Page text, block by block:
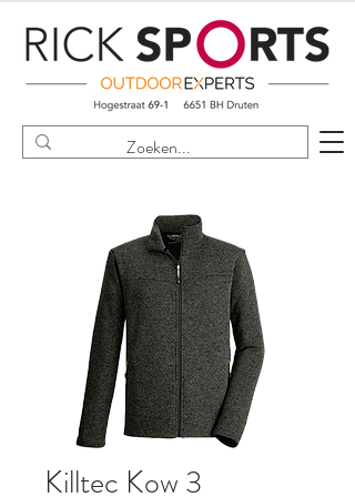
Killtec Kow 3